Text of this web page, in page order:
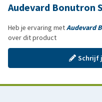
Audevard Bonutron
Heb je ervaring metAudevard
over dit product
Schrijf